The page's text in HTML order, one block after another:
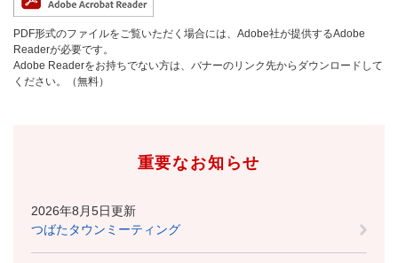
PDF形式のファイルをご覧いただく場合には、Adobe社が提供するAdobe
Readerが必要です。
Adobe Readerをお持ちでない方は、バナーのリンク先からダウンロードして
ください。（無料）
重要なお知らせ
2026年8月5日更新
つばたタウンミーティング